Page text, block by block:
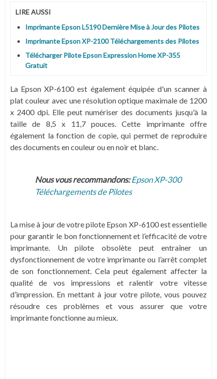
LIRE AUSSI
Imprimante Epson L5190 Dernière Mise à Jour des Pilotes
Imprimante Epson XP-2100 Téléchargements des Pilotes
Télécharger Pilote Epson Expression Home XP-355
Gratuit
La Epson XP-6100 est également équipée d'un scanner à
plat couleur avec une résolution optique maximale de 1200
x 2400 dpi. Elle peut numériser des documents jusqu'à la
taille de 8,5 x 11,7 pouces. Cette imprimante offre
également la fonction de copie, qui permet de reproduire
des documents en couleur ou en noir et blanc.
Nous vous recommandons:Epson XP-300
Téléchargements de Pilotes
La mise à jour de votre pilote Epson XP-6100 est essentielle
pour garantir le bon fonctionnement et l’efficacité de votre
imprimante. Un pilote obsolète peut entraîner un
dysfonctionnement de votre imprimante ou l’arrêt complet
de son fonctionnement. Cela peut également affecter la
qualité de vos impressions et ralentir votre vitesse
d’impression. En mettant à jour votre pilote, vous pouvez
résoudre ces problèmes et vous assurer que votre
imprimante fonctionne au mieux.